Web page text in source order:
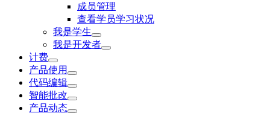
成员管理
查看学员学习状况
我是学生
我是开发者
计费
产品使用
代码编辑
智能批改
产品动态